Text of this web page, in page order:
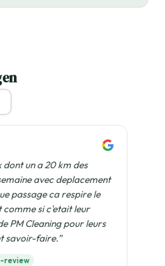
dont un a 20 km des
avec deplacement
passage ca respire le
comme si c'etait leur
PM Cleaning pour leurs
savoir-faire.”
review